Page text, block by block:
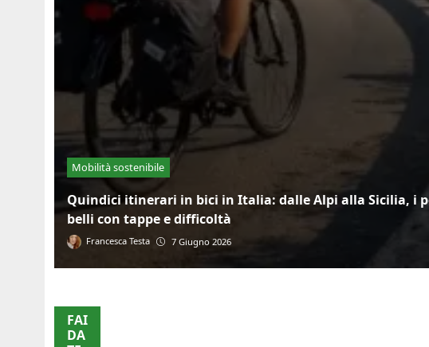
Mobilità sostenibile
Quindici itinerari in bici in Italia: dalle Alpi alla Sicilia, i
belli con tappe e difficoltà
Francesca Testa 7 Giugno 2026
FAI
DA